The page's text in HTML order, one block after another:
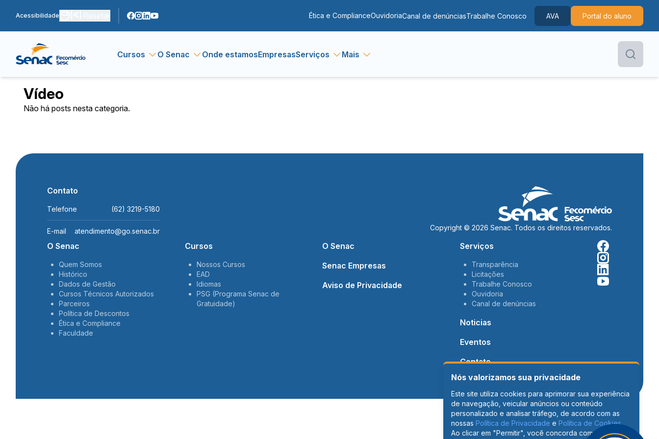
Acessibilidade Ética e ComplianceOuvidoriaCanal de denúnciasTrabalhe Conosco AVA Portal do aluno
Cursos O Senac Onde estamosEmpresasServiços Mais
Vídeo
Não há posts nesta categoria.
Contato
Telefone (62) 3219-5180
E-mail atendimento@go.senac.br Copyright © 2026 Senac. Todos os direitos reservados.
O Senac
Quem Somos
Histórico
Dados de Gestão
Cursos Técnicos Autorizados
Parceiros
Política de Descontos
Ética e Compliance
Faculdade
Cursos
Nossos Cursos
EAD
Idiomas
PSG (Programa Senac de
Gratuidade)
O Senac
Senac Empresas
Aviso de Privacidade
Serviços
Transparência
Licitações
Trabalhe Conosco
Ouvidoria
Canal de denúncias
Noticias
Eventos
Contato
Nós valorizamos sua privacidade
Este site utiliza cookies para aprimorar sua experiência
de navegação, veicular anúncios ou conteúdo
personalizado e analisar tráfego, de acordo com as
nossas Política de Privacidade e Política de Cookies.
Ao clicar em "Permitir", você concorda com o uso de